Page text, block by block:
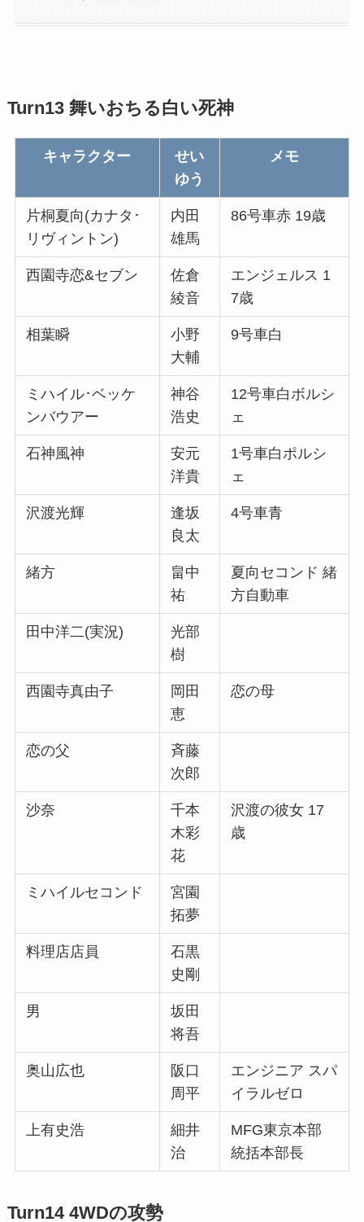
Turn13 舞いおちる白い死神
キャラクター
せい
ゆう
メモ
片桐夏向(カナタ･
リヴィントン)
内田
雄馬
86号車赤 19歳
西園寺恋&セブン
佐倉
綾音
エンジェルス 1
7歳
相葉瞬
小野
大輔
9号車白
ミハイル･ベッケ
ンバウアー
神谷
浩史
12号車白ボルシ
ェ
石神風神
安元
洋貴
1号車白ポルシ
ェ
沢渡光輝
逢坂
良太
4号車青
緒方
畠中
祐
夏向セコンド 緒
方自動車
田中洋二(実況)
光部
樹
西園寺真由子
岡田
恵
恋の母
恋の父
斉藤
次郎
沙奈
千本
木彩
花
沢渡の彼女 17
歳
ミハイルセコンド
宮園
拓夢
料理店店員
石黒
史剛
男
坂田
将吾
奥山広也
阪口
周平
エンジニア スパ
イラルゼロ
上有史浩
細井
治
MFG東京本部
統括本部長
Turn14 4WDの攻勢